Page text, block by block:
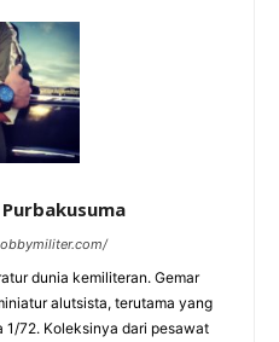
dunia kemiliteran. Gemar
alutsista, terutama yang
72. Koleksinya dari pesawat